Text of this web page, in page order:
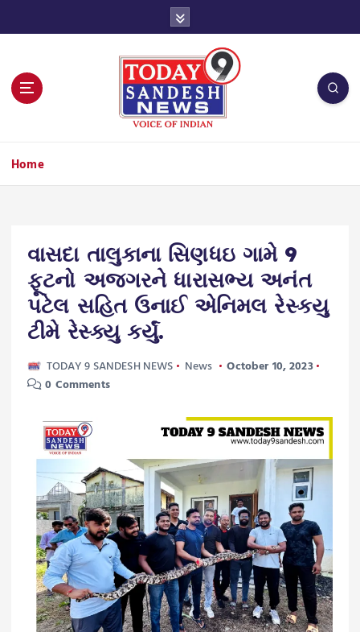
Home
વાસદા તાલુકાના સિણધઇ ગામે 9
ફૂટનો અજગરને ધારાસભ્ય અનંત
પટેલ સહિત ઉનાઈ એનિમલ રેસ્કયુ
ટીમે રેસ્ક્યુ કર્યું.
TODAY 9 SANDESH NEWS News
October 10, 2023
0 Comments